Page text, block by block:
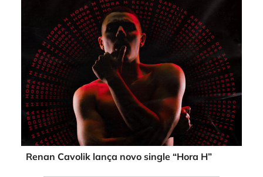
Renan Cavolik lança novo single “Hora H”